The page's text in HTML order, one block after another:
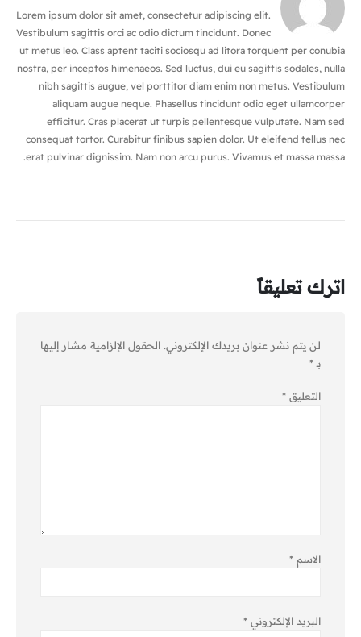
Lorem ipsum dolor sit amet, consectetur adipiscing elit.
Vestibulum sagittis orci ac odio dictum tincidunt. Donec
ut metus leo. Class aptent taciti sociosqu ad litora torquent per conubia
nostra, per inceptos himenaeos. Sed luctus, dui eu sagittis sodales, nulla
nibh sagittis augue, vel porttitor diam enim non metus. Vestibulum
aliquam augue neque. Phasellus tincidunt odio eget ullamcorper
efficitur. Cras placerat ut turpis pellentesque vulputate. Nam sed
consequat tortor. Curabitur finibus sapien dolor. Ut eleifend tellus nec
erat pulvinar dignissim. Nam non arcu purus. Vivamus et massa massa.
اترك تعليقاً
لن يتم نشر عنوان بريدك الإلكتروني. الحقول الإلزامية مشار إليها
بـ*
التعليق *
الاسم *
البريد الإلكتروني *